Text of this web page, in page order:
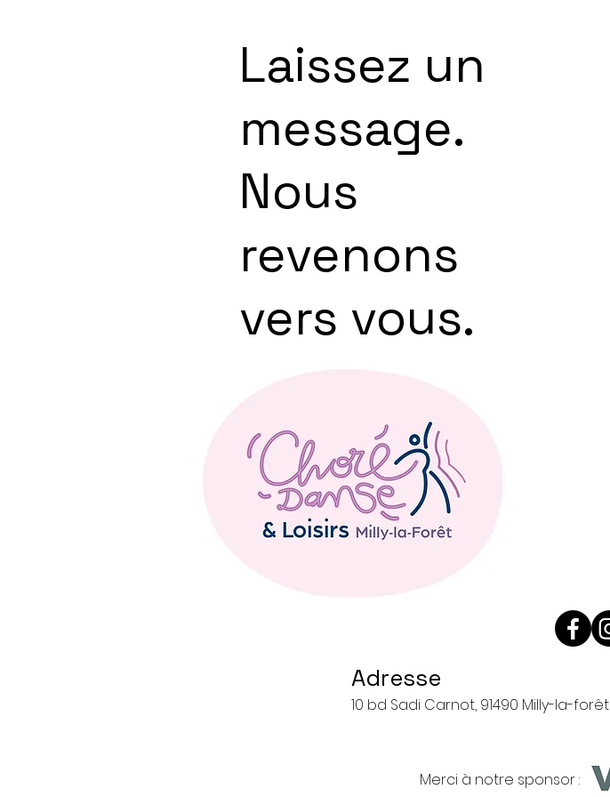
Laissez un
message.
Nous
revenons
vers vous.
Adresse
10 bd Sadi Carnot, 91490 Milly-la-forêt
Merci à notre sponsor :